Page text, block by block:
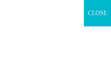
CLOSE